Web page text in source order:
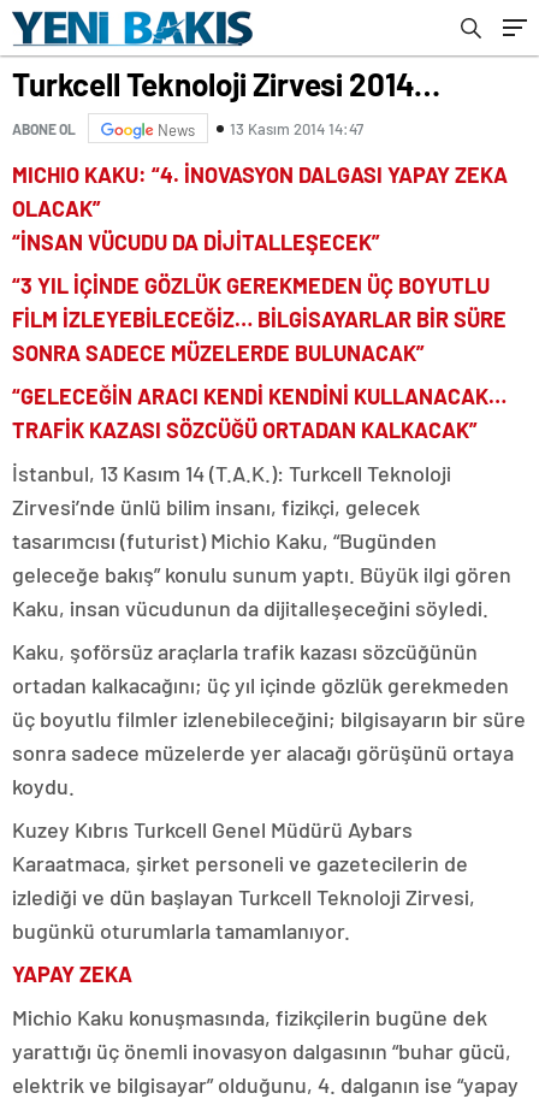
Turkcell Teknoloji Zirvesi 2014…
ABONE OL News 13 Kasım 2014 14:47
MICHIO KAKU: “4. İNOVASYON DALGASI YAPAY ZEKA
OLACAK”
“İNSAN VÜCUDU DA DİJİTALLEŞECEK”
“3 YIL İÇİNDE GÖZLÜK GEREKMEDEN ÜÇ BOYUTLU
FİLM İZLEYEBİLECEĞİZ… BİLGİSAYARLAR BİR SÜRE
SONRA SADECE MÜZELERDE BULUNACAK”
“GELECEĞİN ARACI KENDİ KENDİNİ KULLANACAK…
TRAFİK KAZASI SÖZCÜĞÜ ORTADAN KALKACAK”
İstanbul, 13 Kasım 14 (T.A.K.): Turkcell Teknoloji
Zirvesi’nde ünlü bilim insanı, fizikçi, gelecek
tasarımcısı (futurist) Michio Kaku, “Bugünden
geleceğe bakış” konulu sunum yaptı. Büyük ilgi gören
Kaku, insan vücudunun da dijitalleşeceğini söyledi.
Kaku, şoförsüz araçlarla trafik kazası sözcüğünün
ortadan kalkacağını; üç yıl içinde gözlük gerekmeden
üç boyutlu filmler izlenebileceğini; bilgisayarın bir süre
sonra sadece müzelerde yer alacağı görüşünü ortaya
koydu.
Kuzey Kıbrıs Turkcell Genel Müdürü Aybars
Karaatmaca, şirket personeli ve gazetecilerin de
izlediği ve dün başlayan Turkcell Teknoloji Zirvesi,
bugünkü oturumlarla tamamlanıyor.
YAPAY ZEKA
Michio Kaku konuşmasında, fizikçilerin bugüne dek
yarattığı üç önemli inovasyon dalgasının “buhar gücü,
elektrik ve bilgisayar” olduğunu, 4. dalganın ise “yapay